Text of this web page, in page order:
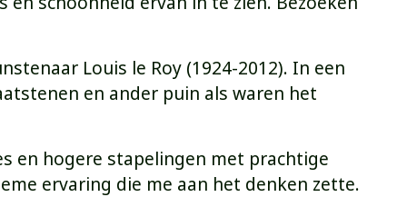
Louis le Roy (1924-2012). In een
en ander puin als waren het
en hogere stapelingen met prachtige
ervaring die me aan het denken zette.